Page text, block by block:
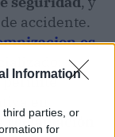
Information
third parties, or
for
accidente.
,
reclamación